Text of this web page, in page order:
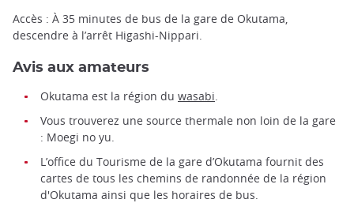
Accès : À 35 minutes de bus de la gare de Okutama,
descendre à l’arrêt Higashi-Nippari.
Avis aux amateurs
Okutama est la région du wasabi.
Vous trouverez une source thermale non loin de la gare
: Moegi no yu.
L’office du Tourisme de la gare d’Okutama fournit des
cartes de tous les chemins de randonnée de la région
d'Okutama ainsi que les horaires de bus.